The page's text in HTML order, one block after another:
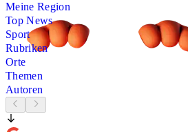
Meine Region
Top News
Sport
Rubriken
Orte
Themen
Autoren